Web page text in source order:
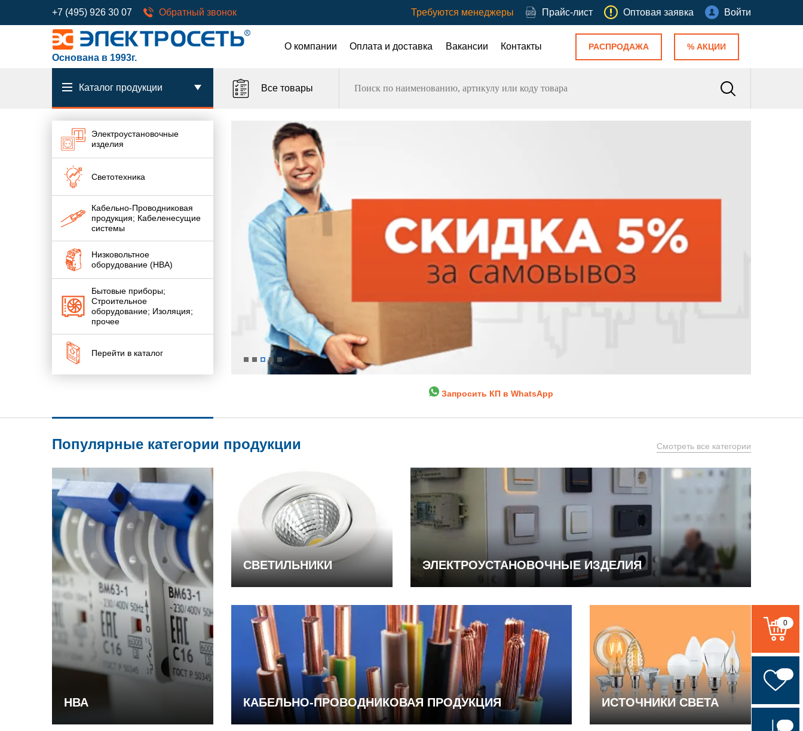
+7 (495) 926 30 07 Обратный звонок Требуются менеджеры Прайс-лист Оптовая заявка Войти
Основана в 1993г.
О компании Оплата и доставка Вакансии Контакты РАСПРОДАЖА % АКЦИИ
Каталог продукции Все товары
Электроустановочные
изделия
Светотехника
Кабельно-Проводниковая
продукция; Кабеленесущие
системы
Низковольтное
оборудование (НВА)
Бытовые приборы;
Строительное
оборудование; Изоляция;
прочее
Перейти в каталог
Запросить КП в WhatsApp
Популярные категории продукции Смотреть все категории
НВА
СВЕТИЛЬНИКИ ЭЛЕКТРОУСТАНОВОЧНЫЕ ИЗДЕЛИЯ
КАБЕЛЬНО-ПРОВОДНИКОВАЯ ПРОДУКЦИЯ ИСТОЧНИКИ СВЕТА
0